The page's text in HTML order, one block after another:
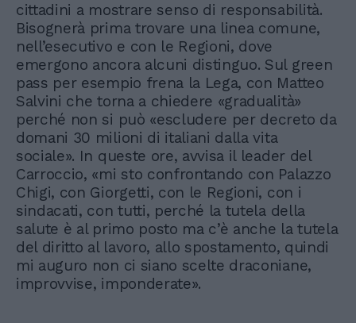
cittadini a mostrare senso di responsabilità.
Bisognerà prima trovare una linea comune,
nell’esecutivo e con le Regioni, dove
emergono ancora alcuni distinguo. Sul green
pass per esempio frena la Lega, con Matteo
Salvini che torna a chiedere «gradualità»
perché non si può «escludere per decreto da
domani 30 milioni di italiani dalla vita
sociale». In queste ore, avvisa il leader del
Carroccio, «mi sto confrontando con Palazzo
Chigi, con Giorgetti, con le Regioni, con i
sindacati, con tutti, perché la tutela della
salute è al primo posto ma c’è anche la tutela
del diritto al lavoro, allo spostamento, quindi
mi auguro non ci siano scelte draconiane,
improvvise, imponderate».